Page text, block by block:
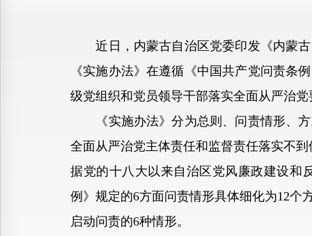
近日，内蒙古自治区党委印发《内蒙古
《实施办法》在遵循《中国共产党问责条
级党组织和党员领导干部落实全面从严治
《实施办法》分为总则、问责情形、方
全面从严治党主体责任和监督责任落实不
据党的十八大以来自治区党风廉政建设和
例》规定的6方面问责情形具体细化为12个
启动问责的6种情形。